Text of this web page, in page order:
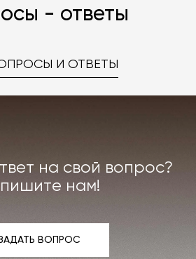
- ответы
И ОТВЕТЫ
на свой вопрос?
нам!
ВОПРОС